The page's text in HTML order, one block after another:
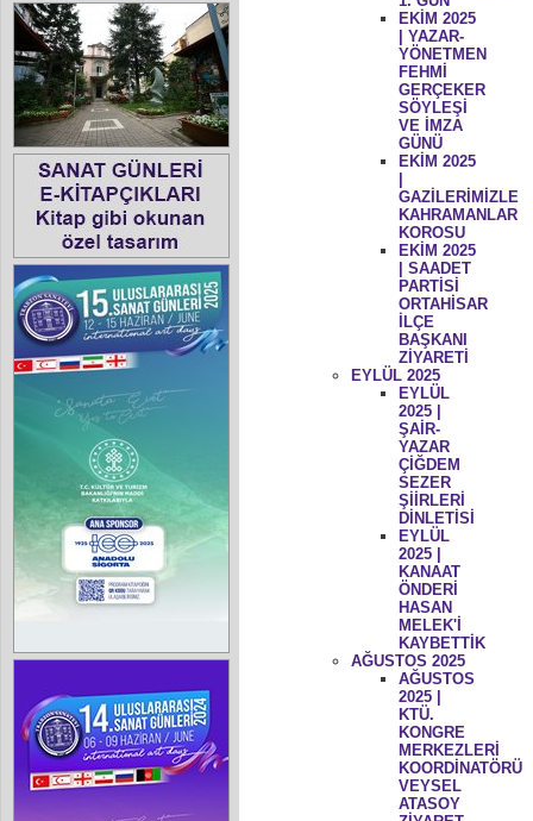
EKİM 2025
| YAZAR-
YÖNETMEN
FEHMİ
GERÇEKER
SÖYLEŞİ
VE İMZA
GÜNÜ
EKİM 2025
GAZİLERİMİZLE
KAHRAMANLAR
KOROSU
EKİM 2025
| SAADET
PARTİSİ
ORTAHİSAR
İLÇE
BAŞKANI
ZİYARETİ
EYLÜL 2025
EYLÜL
2025 |
ŞAİR-
YAZAR
ÇİĞDEM
SEZER
ŞİİRLERİ
DİNLETİSİ
EYLÜL
2025 |
KANAAT
ÖNDERİ
HASAN
MELEK'İ
KAYBETTİK
AĞUSTOS 2025
AĞUSTOS
2025 |
KTÜ.
KONGRE
MERKEZLERİ
KOORDİNATÖRÜ
VEYSEL
ATASOY